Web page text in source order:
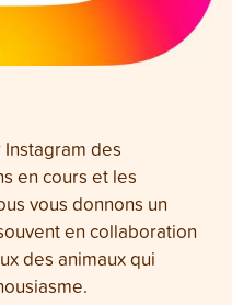
des
en cours et les
vous donnons un
en collaboration
des animaux qui